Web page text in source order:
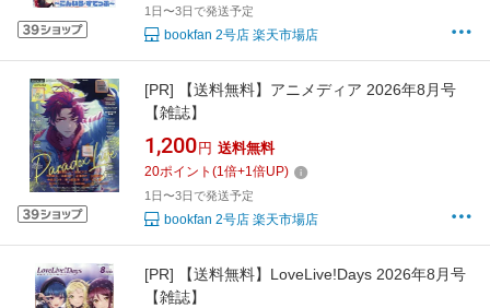
1日〜3日で発送予定
bookfan 2号店 楽天市場店
[PR]
【送料無料】アニメディア 2026年8月号
【雑誌】
1,200 円 送料無料
20ポイント (1倍+1倍UP)
1日〜3日で発送予定
bookfan 2号店 楽天市場店
[PR]
【送料無料】LoveLive!Days 2026年8月号
【雑誌】